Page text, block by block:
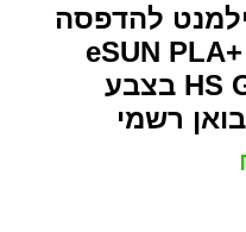
להדפסה
מהירה eSUN PLA+
HS GREEN בצבע
רשמי